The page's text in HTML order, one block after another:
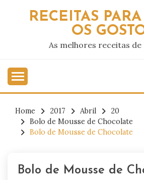
RECEITAS
OS
As melhores receitas
Home 2017 Abril
20
Bolo de Mousse de Chocolate
Bolo de Mousse de Chocolate
Bolo de Mousse de